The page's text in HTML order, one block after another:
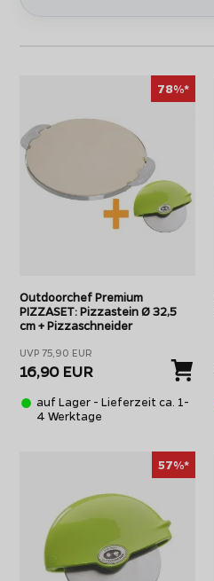
78%*
Outdoorchef Premium
PIZZASET: Pizzastein Ø 32,5
cm + Pizzaschneider
UVP 75,90 EUR
16,90 EUR
auf Lager - Lieferzeit ca. 1-
4 Werktage
57%*